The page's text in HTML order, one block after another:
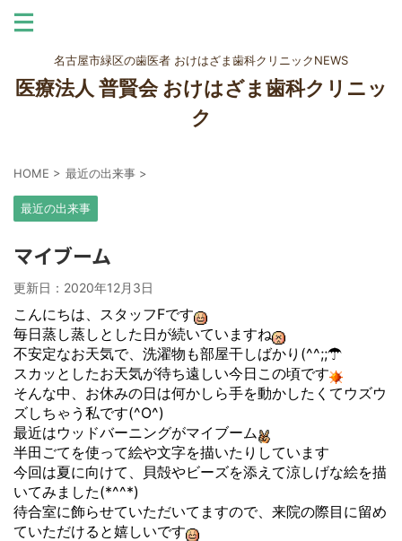
名古屋市緑区の歯医者 おけはざま歯科クリニックNEWS
医療法人 普賢会 おけはざま歯科クリニッ
ク
HOME > 最近の出来事 >
最近の出来事
マイブーム
更新日： 2020年12月3日
こんにちは、スタッフFです
毎日蒸し蒸しとした日が続いていますね
不安定なお天気で、洗濯物も部屋干しばかり(^^;;☂
スカッとしたお天気が待ち遠しい今日この頃です
そんな中、お休みの日は何かしら手を動かしたくてウズウ
ズしちゃう私です(^O^)
最近はウッドバーニングがマイブーム
半田ごてを使って絵や文字を描いたりしています
今回は夏に向けて、貝殻やビーズを添えて涼しげな絵を描
いてみました(*^^*)
待合室に飾らせていただいてますので、来院の際目に留め
ていただけると嬉しいです